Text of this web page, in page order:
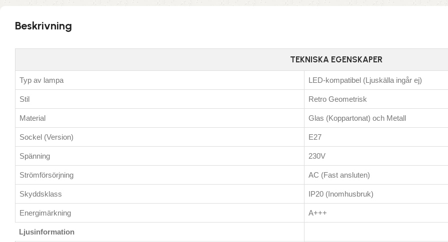
Beskrivning
TEKNISKA EGENSKAPER
Typ av lampa LED-kompatibel (Ljuskälla ingår ej)
Stil Retro Geometrisk
Material Glas (Koppartonat) och Metall
Sockel (Version) E27
Spänning 230V
Strömförsörjning AC (Fast ansluten)
Skyddsklass IP20 (Inomhusbruk)
Energimärkning A+++
Ljusinformation